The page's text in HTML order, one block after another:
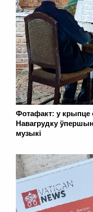
Фотафакт: у крыпце
Навагрудку
музыкі